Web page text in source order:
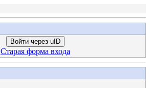
Войти через uID
Старая форма входа